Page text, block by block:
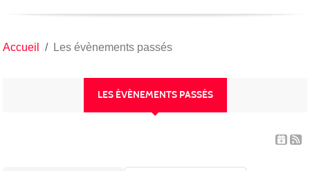
Accueil Les évènements passés
LES ÉVÈNEMENTS PASSÉS